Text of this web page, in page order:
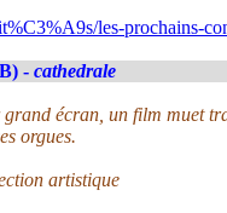
les-prochains-
- cathedrale
écran, un film muet
orgues.
artistique